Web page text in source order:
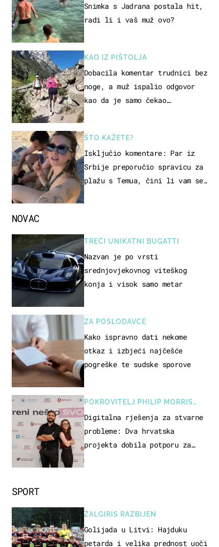
Snimka s Jadrana postala hit,
radi li i vaš muž ovo?
KAO IZ PIŠTOLJA
Dobacila komentar trudnici bez
noge, a muž ispalio odgovor
kao da je samo čekao…
ŠTO KAŽETE?
Isključio komentare: Par iz
Srbije preporučio spravicu za
plažu s Temua, čini li vam se
SPORT
ŽALGIRIS RAZBIJEN
Golijada u Litvi: Hajduku
petarda i velika prednost uoči
NOVAC
TREĆI UNIKATNI BUGATTI
Nazvan je po vrsti
srednjovjekovnog viteškog
konja i visok samo metar
ZA POSLODAVCE
Kako ispravno dati nekome
otkaz i izbjeći najčešće
pogreške te sudske sporove
POKROVITELJ PHILIP MORRIS
ZAGREB
Digitalna rješenja za stvarne
probleme: Dva hrvatska
projekta dobila potporu za